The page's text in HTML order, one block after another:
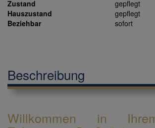
Zustand
gepflegt
Hauszustand
gepflegt
Beziehbar
sofort
Beschreibung
Willkommen in